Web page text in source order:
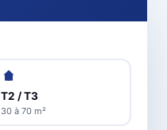
T2 / T3
30 à 70 m²